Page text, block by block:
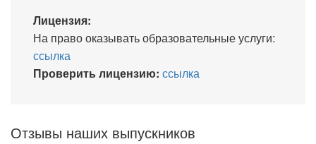
Лицензия:
На право оказывать образовательные услуги:
ссылка
Проверить лицензию: ссылка
Отзывы наших выпускников